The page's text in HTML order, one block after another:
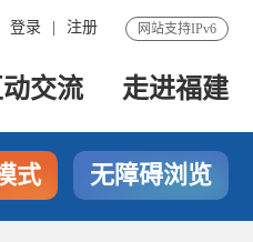
网站支持IPv6
登录 注册
交流 走进福建
式 无障碍浏览